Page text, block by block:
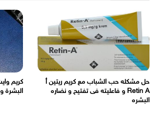
حل مشكله حب الشباب مع كريم ريتين أ
Retin A و فاعليته فى تفتيح و نضاره
البشره
البشرة